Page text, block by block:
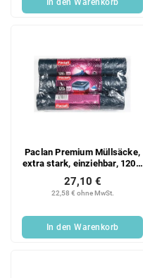
In den Warenkorb
Paclan Premium Müllsäcke,
extra stark, einziehbar, 120 l,
3 x 10 Stück
22,58 € ohne MwSt.
27,10 €
In den Warenkorb